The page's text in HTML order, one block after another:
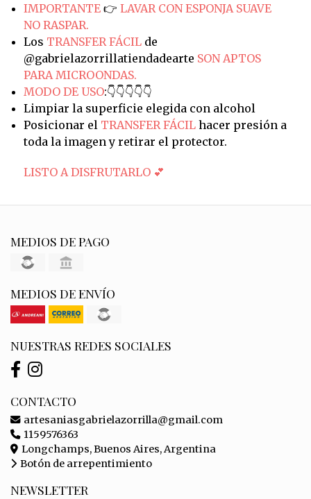
IMPORTANTE 👉 LAVAR CON ESPONJA SUAVE
NO RASPAR.
Los TRANSFER FÁCILde
@gabrielazorrillatiendadearte SON APTOS
PARA MICROONDAS.
MODO DE USO:👇👇👇👇👇
Limpiar la superficie elegida con alcohol
Posicionar el TRANSFER FÁCILhacer presión a
toda la imagen y retirar el protector.
LISTO A DISFRUTARLO 💕
MEDIOS DE PAGO
MEDIOS DE ENVÍO
NUESTRAS REDES SOCIALES
CONTACTO
artesaniasgabrielazorrilla@gmail.com
1159576363
Longchamps, Buenos Aires, Argentina
Botón de arrepentimiento
NEWSLETTER